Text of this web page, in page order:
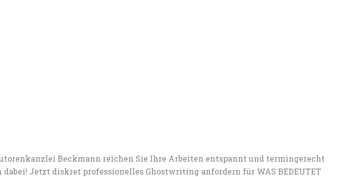
Beckmann reichen Sie Ihre Arbeiten entspannt und termingerecht
Jetzt diskret professionelles Ghostwriting anfordern für WAS BEDEUTET